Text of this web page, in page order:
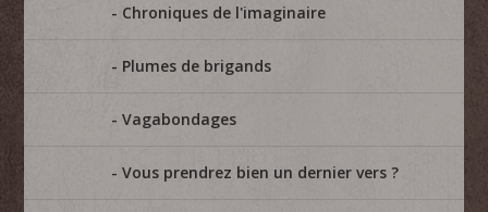
Chroniques de l'imaginaire
Plumes de brigands
Vagabondages
Vous prendrez bien un dernier vers ?